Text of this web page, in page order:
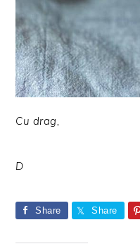
Cu drag,
D
Share Share